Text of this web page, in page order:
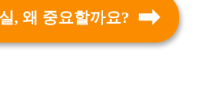
, 왜 중요할까요?